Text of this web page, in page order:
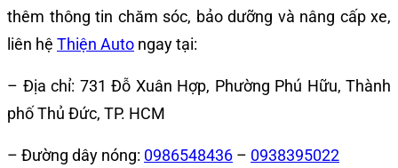
thêm thông tin chăm sóc, bảo dưỡng và nâng cấp xe,
liên hệ Thiện Auto ngay tại:
– Địa chỉ: 731 Đỗ Xuân Hợp, Phường Phú Hữu, Thành
phố Thủ Đức, TP. HCM
– Đường dây nóng: 0986548436 – 0938395022